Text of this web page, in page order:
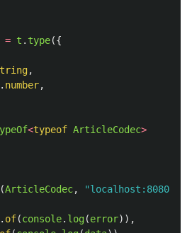
= t . type({
,
. number,
<typeof ArticleCodec>
(ArticleCodec, "localhost:8080/
. of(console. log(error)),